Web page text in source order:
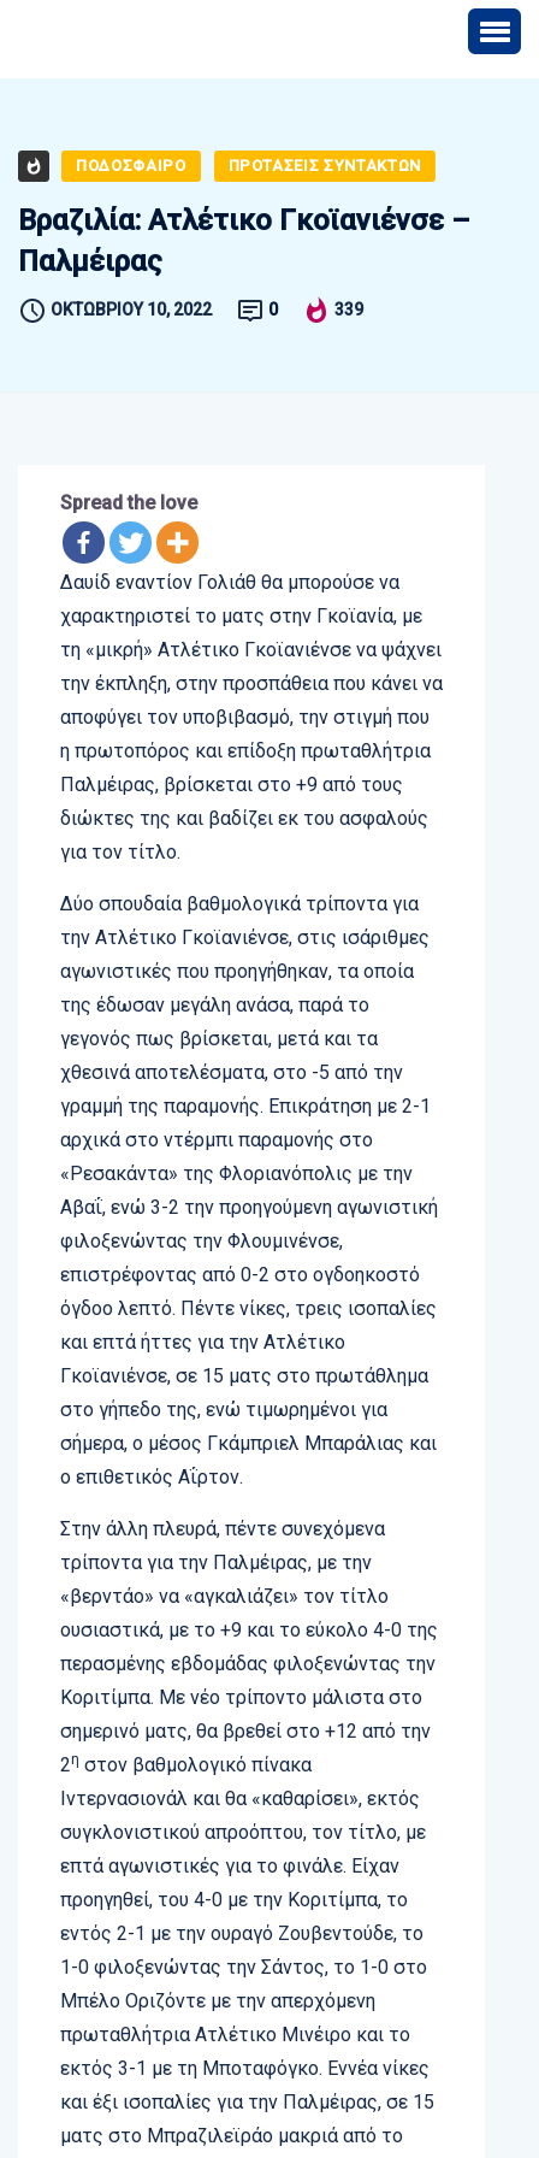
ΠΟΔΟΣΦΑΙΡΟ ΠΡΟΤΑΣΕΙΣ ΣΥΝΤΑΚΤΩΝ
Βραζιλία: Ατλέτικο Γκοϊανιένσε –
Παλμέιρας
ΟΚΤΩΒΡΊΟΥ 10, 2022 0 339
Spread the love
Δαυίδ εναντίον Γολιάθ θα μπορούσε να
χαρακτηριστεί το ματς στην Γκοϊανία, με
τη «μικρή» Ατλέτικο Γκοϊανιένσε να ψάχνει
την έκπληξη, στην προσπάθεια που κάνει να
αποφύγει τον υποβιβασμό, την στιγμή που
η πρωτοπόρος και επίδοξη πρωταθλήτρια
Παλμέιρας, βρίσκεται στο +9 από τους
διώκτες της και βαδίζει εκ του ασφαλούς
για τον τίτλο.
Δύο σπουδαία βαθμολογικά τρίποντα για
την Ατλέτικο Γκοϊανιένσε, στις ισάριθμες
αγωνιστικές που προηγήθηκαν, τα οποία
της έδωσαν μεγάλη ανάσα, παρά το
γεγονός πως βρίσκεται, μετά και τα
χθεσινά αποτελέσματα, στο -5 από την
γραμμή της παραμονής. Επικράτηση με 2-1
αρχικά στο ντέρμπι παραμονής στο
«Ρεσακάντα» της Φλοριανόπολις με την
Αβαΐ, ενώ 3-2 την προηγούμενη αγωνιστική
φιλοξενώντας την Φλουμινένσε,
επιστρέφοντας από 0-2 στο ογδοηκοστό
όγδοο λεπτό. Πέντε νίκες, τρεις ισοπαλίες
και επτά ήττες για την Ατλέτικο
Γκοϊανιένσε, σε 15 ματς στο πρωτάθλημα
στο γήπεδο της, ενώ τιμωρημένοι για
σήμερα, ο μέσος Γκάμπριελ Μπαράλιας και
ο επιθετικός Αΐρτον.
Στην άλλη πλευρά, πέντε συνεχόμενα
τρίποντα για την Παλμέιρας, με την
«βερντάο» να «αγκαλιάζει» τον τίτλο
ουσιαστικά, με το +9 και το εύκολο 4-0 της
περασμένης εβδομάδας φιλοξενώντας την
Κοριτίμπα. Με νέο τρίποντο μάλιστα στο
σημερινό ματς, θα βρεθεί στο +12 από την
2η στον βαθμολογικό πίνακα
Ιντερνασιονάλ και θα «καθαρίσει», εκτός
συγκλονιστικού απροόπτου, τον τίτλο, με
επτά αγωνιστικές για το φινάλε. Είχαν
προηγηθεί, του 4-0 με την Κοριτίμπα, το
εντός 2-1 με την ουραγό Ζουβεντούδε, το
1-0 φιλοξενώντας την Σάντος, το 1-0 στο
Μπέλο Οριζόντε με την απερχόμενη
πρωταθλήτρια Ατλέτικο Μινέιρο και το
εκτός 3-1 με τη Μποταφόγκο. Εννέα νίκες
και έξι ισοπαλίες για την Παλμέιρας, σε 15
ματς στο Μπραζιλεϊράο μακριά από το